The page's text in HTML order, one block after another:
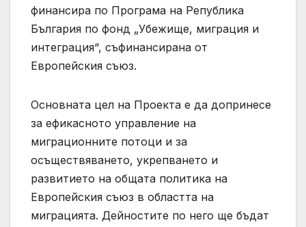
финансира по Програма на Република
България по фонд „Убежище, миграция и
интеграция“, съфинансирана от
Европейския съюз.
Основната цел на Проекта е да допринесе
за ефикасното управление на
миграционните потоци и за
осъществяването, укрепването и
развитието на общата политика на
Европейския съюз в областта на
миграцията. Дейностите по него ще бъдат